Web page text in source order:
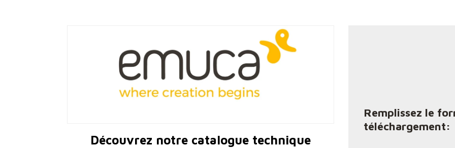
Découvrez notre catalogue technique
Remplissez le
téléchargement: